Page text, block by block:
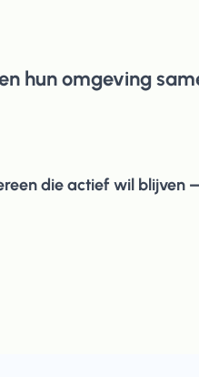
hun omgeving
die actief wil